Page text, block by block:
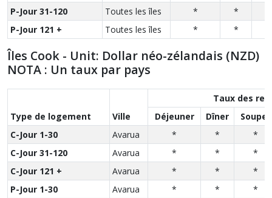
P-Jour 31-120
Toutes les îles * *
P-Jour 121 +
Toutes les îles * *
Îles Cook - Unit: Dollar néo-zélandais (NZD)
NOTA : Un taux par pays
Type de logement Ville
Taux des
Déjeuner
Dîner
Souper
C-Jour 1-30
Avarua * *
*
C-Jour 31-120
Avarua * *
*
C-Jour 121 +
Avarua * *
*
P-Jour 1-30
Avarua * *
*